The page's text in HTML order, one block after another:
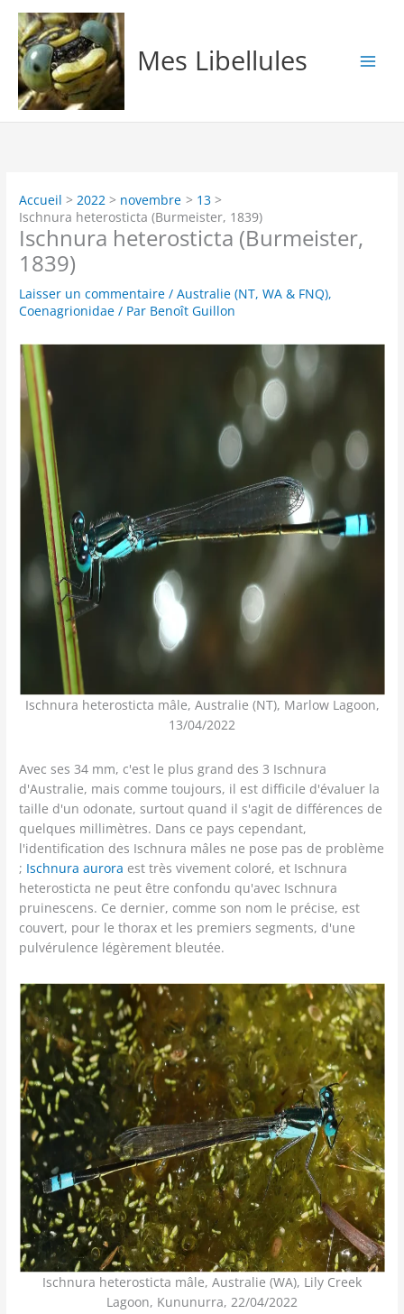
Aller
contenu
Mes Libellules
Accueil 2022 novembre
13
Ischnura heterosticta (Burmeister, 1839)
Ischnura heterosticta (Burmeister,
1839)
Laisser un commentaire /Australie (NT, WA & FNQ),
Coenagrionidae / Par Benoît Guillon
Ischnura heterosticta mâle, Australie (NT), Marlow Lagoon,
13/04/2022
Avec ses 34 mm, c'est le plus grand des 3 Ischnura
d'Australie, mais comme toujours, il est difficile d'évaluer la
taille d'un odonate, surtout quand il s'agit de différences de
quelques millimètres. Dans ce pays cependant,
l'identification des Ischnura mâles ne pose pas de problème
; Ischnura aurora est très vivement coloré, et Ischnura
heterosticta ne peut être confondu qu'avec Ischnura
pruinescens. Ce dernier, comme son nom le précise, est
couvert, pour le thorax et les premiers segments, d'une
pulvérulence légèrement bleutée.
Ischnura heterosticta mâle, Australie (WA), Lily Creek
Lagoon, Kununurra, 22/04/2022